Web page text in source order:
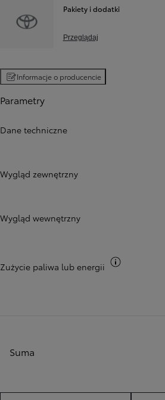
Pakiety i dodatki
Przeglądaj
Informacje o producencie
Parametry
Dane techniczne
Wygląd zewnętrzny
Wygląd wewnętrzny
Zużycie paliwa lub energii
Suma